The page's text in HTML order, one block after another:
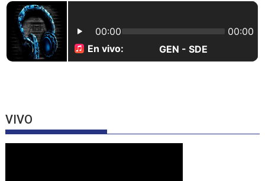
VIVO